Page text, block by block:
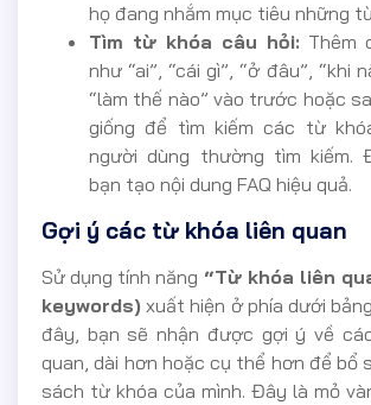
họ đang nhắm mục tiêu những
Tìm từ khóa câu hỏi: Thêm
như “ai”, “cái gì”, “ở đâu”, “khi
“làm thế nào” vào trước hoặc
giống để tìm kiếm các từ
người dùng thường tìm kiếm.
bạn tạo nội dung FAQ hiệu quả.
Gợi ý các từ khóa liên quan
Sử dụng tính năng “Từ khóa liên
keywords) xuất hiện ở phía dưới
đây, bạn sẽ nhận được gợi ý về
quan, dài hơn hoặc cụ thể hơn để bổ
sách từ khóa của mình. Đây là mỏ